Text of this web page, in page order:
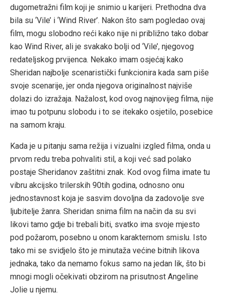
dugometražni film koji je snimio u karijeri. Prethodna dva
bila su ‘Vile’ i ‘Wind River’. Nakon što sam pogledao ovaj
film, mogu slobodno reći kako nije ni približno tako dobar
kao Wind River, ali je svakako bolji od ‘Vile’, njegovog
redateljskog prvijenca. Nekako imam osjećaj kako
Sheridan najbolje scenaristički funkcionira kada sam piše
svoje scenarije, jer onda njegova originalnost najviše
dolazi do izražaja. Nažalost, kod ovog najnovijeg filma, nije
imao tu potpunu slobodu i to se itekako osjetilo, posebice
na samom kraju.
Kada je u pitanju sama režija i vizualni izgled filma, onda u
prvom redu treba pohvaliti stil, a koji već sad polako
postaje Sheridanov zaštitni znak. Kod ovog filma imate tu
vibru akcijsko trilerskih 90tih godina, odnosno onu
jednostavnost koja je sasvim dovoljna da zadovolje sve
ljubitelje žanra. Sheridan snima film na način da su svi
likovi tamo gdje bi trebali biti, svatko ima svoje mjesto
pod požarom, posebno u onom karakternom smislu. Isto
tako mi se svidjelo što je minutaža većine bitnih likova
jednaka, tako da nemamo fokus samo na jedan lik, što bi
mnogi mogli očekivati obzirom na prisutnost Angeline
Jolie u njemu.